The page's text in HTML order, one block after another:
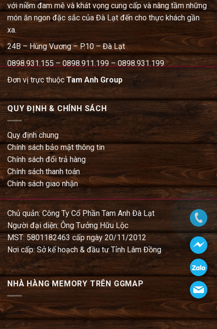
với niềm đam mê và khát vọng cung cấp và nâng tầm những
món ăn ngon đặc sắc của Đà Lạt đến cho thực khách gần
xa.
24B – Hùng Vương – P.10 – Đà Lạt
0898.931.155 – 0898.911.199 – 0898.931.199
Đơn vị trực thuộcTam Anh Group
QUY ĐỊNH & CHÍNH SÁCH
Quy định chung
Chính sách bảo mật thông tin
Chính sách đổi trả hàng
Chính sách thanh toán
Chính sách giao nhận
Chủ quản: Công Ty Cổ Phần Tam Anh Đà Lạt
Người đại diện: Ông Tưởng Hữu Lộc
MST: 5801182463 cấp ngày 20/11/2012
Nơi cấp: Sở kế hoạch & đầu tư Tỉnh Lâm Đồng
NHÀ HÀNG MEMORY TRÊN GGMAP